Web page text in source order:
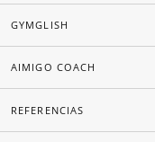
GYMGLISH
AIMIGO COACH
REFERENCIAS